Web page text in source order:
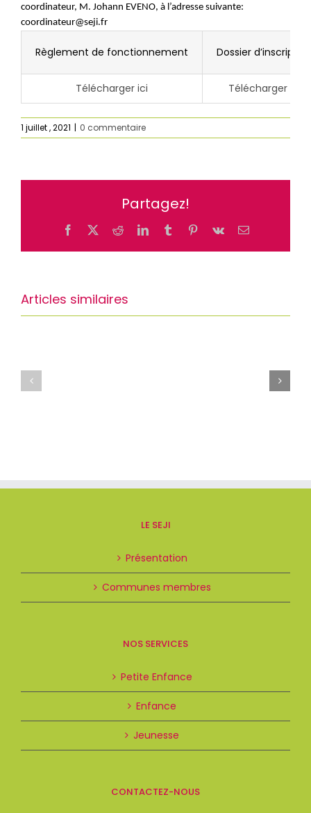
coordinateur, M. Johann EVENO, à l’adresse suivante:
coordinateur@seji.fr
Règlement de fonctionnement Dossier
Télécharger ici Télécharger ici
1 juillet , 2021 | 0 commentaire
Partagez!
Facebook
X RedditLinkedInTumblrPinterest
Vk Email
Articles similaires
LE SEJI
Présentation
Communes membres
NOS SERVICES
Petite Enfance
Enfance
Jeunesse
CONTACTEZ-NOUS